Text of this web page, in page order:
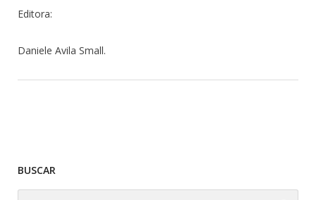
Editora:
Daniele Avila Small.
BUSCAR